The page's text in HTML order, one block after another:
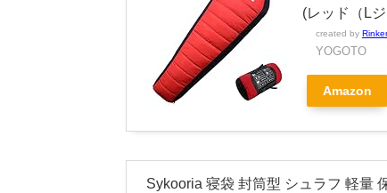
(レッド（L
created by Rinker
YOGOTO
Amazon
Sykooria 寝袋 封筒型 シュラフ 軽量